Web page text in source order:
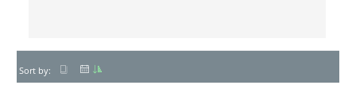
Sort by: